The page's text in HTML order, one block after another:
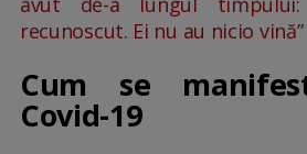
recunoscut. Ei nu au nicio vină”
Cum se
Covid-19